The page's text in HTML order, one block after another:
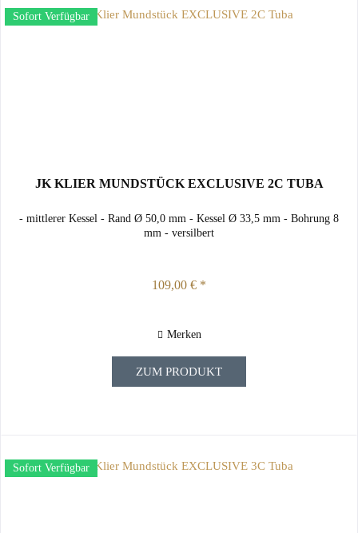
Sofort Verfügbar
JK KLIER MUNDSTÜCK EXCLUSIVE 2C TUBA
- mittlerer Kessel - Rand Ø 50,0 mm - Kessel Ø 33,5 mm - Bohrung 8
mm - versilbert
109,00 € *
Merken
ZUM PRODUKT
Sofort Verfügbar